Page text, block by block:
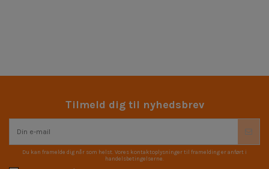
Tilmeld dig til nyhedsbrev
Du kan framelde dig når som helst. Vores kontaktoplysninger til framelding er anført i
handelsbetingelserne.